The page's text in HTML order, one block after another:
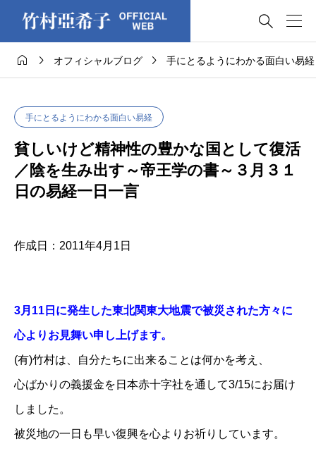

  オフィシャルブログ  手にとるようにわかる面白い易経
手にとるようにわかる面白い易経
貧しいけど精神性の豊かな国として復活
／陰を生み出す～帝王学の書～３月３１
日の易経一日一言
作成日：2011年4月1日
3月11日に発生した東北関東大地震で被災された方々に
心よりお見舞い申し上げます。
(有)竹村は、自分たちに出来ることは何かを考え、
心ばかりの義援金を 日本赤十字社を通して3/15にお届け
しました。
被災地の一日も早い復興を心よりお祈りしています。